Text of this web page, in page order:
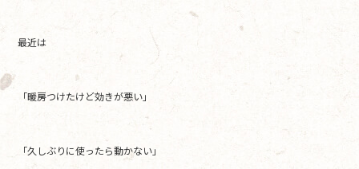
最近は
「暖房つけたけど効きが悪い」
「久しぶりに使ったら動かない」